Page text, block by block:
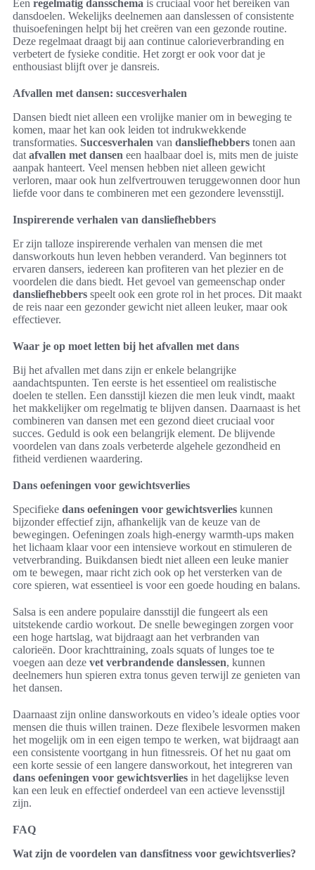
Een regelmatig dansschema is cruciaal voor het bereiken van
dansdoelen. Wekelijks deelnemen aan danslessen of consistente
thuisoefeningen helpt bij het creëren van een gezonde routine.
Deze regelmaat draagt bij aan continue calorieverbranding en
verbetert de fysieke conditie. Het zorgt er ook voor dat je
enthousiast blijft over je dansreis.
Afvallen met dansen: succesverhalen
Dansen biedt niet alleen een vrolijke manier om in beweging te
komen, maar het kan ook leiden tot indrukwekkende
transformaties. Succesverhalen van dansliefhebbers tonen aan
dat afvallen met dansen een haalbaar doel is, mits men de juiste
aanpak hanteert. Veel mensen hebben niet alleen gewicht
verloren, maar ook hun zelfvertrouwen teruggewonnen door hun
liefde voor dans te combineren met een gezondere levensstijl.
Inspirerende verhalen van dansliefhebbers
Er zijn talloze inspirerende verhalen van mensen die met
dansworkouts hun leven hebben veranderd. Van beginners tot
ervaren dansers, iedereen kan profiteren van het plezier en de
voordelen die dans biedt. Het gevoel van gemeenschap onder
dansliefhebbers speelt ook een grote rol in het proces. Dit maakt
de reis naar een gezonder gewicht niet alleen leuker, maar ook
effectiever.
Waar je op moet letten bij het afvallen met dans
Bij het afvallen met dans zijn er enkele belangrijke
aandachtspunten. Ten eerste is het essentieel om realistische
doelen te stellen. Een dansstijl kiezen die men leuk vindt, maakt
het makkelijker om regelmatig te blijven dansen. Daarnaast is het
combineren van dansen met een gezond dieet cruciaal voor
succes. Geduld is ook een belangrijk element. De blijvende
voordelen van dans zoals verbeterde algehele gezondheid en
fitheid verdienen waardering.
Dans oefeningen voor gewichtsverlies
Specifieke dans oefeningen voor gewichtsverlies kunnen
bijzonder effectief zijn, afhankelijk van de keuze van de
bewegingen. Oefeningen zoals high-energy warmth-ups maken
het lichaam klaar voor een intensieve workout en stimuleren de
vetverbranding. Buikdansen biedt niet alleen een leuke manier
om te bewegen, maar richt zich ook op het versterken van de
core spieren, wat essentieel is voor een goede houding en balans.
Salsa is een andere populaire dansstijl die fungeert als een
uitstekende cardio workout. De snelle bewegingen zorgen voor
een hoge hartslag, wat bijdraagt aan het verbranden van
calorieën. Door krachttraining, zoals squats of lunges toe te
voegen aan deze vet verbrandende danslessen, kunnen
deelnemers hun spieren extra tonus geven terwijl ze genieten van
het dansen.
Daarnaast zijn online dansworkouts en video’s ideale opties voor
mensen die thuis willen trainen. Deze flexibele lesvormen maken
het mogelijk om in een eigen tempo te werken, wat bijdraagt aan
een consistente voortgang in hun fitnessreis. Of het nu gaat om
een korte sessie of een langere dansworkout, het integreren van
dans oefeningen voor gewichtsverlies in het dagelijkse leven
kan een leuk en effectief onderdeel van een actieve levensstijl
zijn.
FAQ
Wat zijn de voordelen van dansfitness voor gewichtsverlies?